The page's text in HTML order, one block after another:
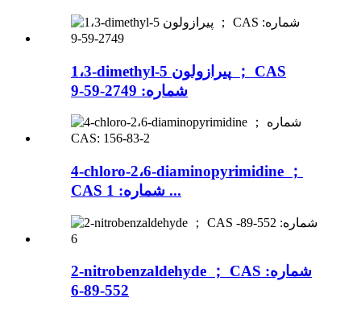
1،3-dimethyl-5 پیرازولون ； CAS
شماره: 2749-59-9
4-chloro-2،6-diaminopyrimidine ；
CAS شماره: 1 ...
2-nitrobenzaldehyde ； CAS شماره:
552-89-6